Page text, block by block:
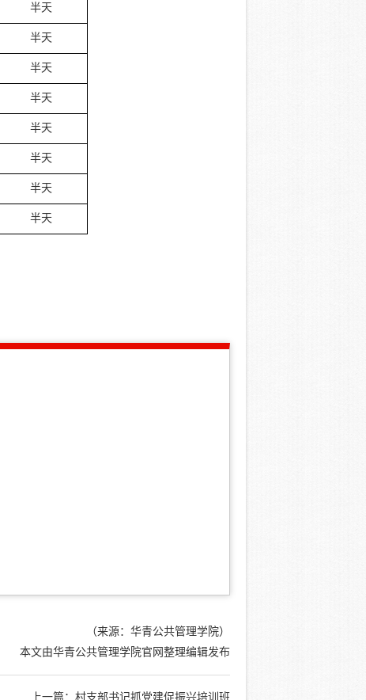
半天
半天
半天
半天
半天
半天
半天
半天
（来源：华青公共管理学院）
本文由华青公共管理学院官网整理编辑发布
上一篇： 村支部书记抓党建促振兴培训班